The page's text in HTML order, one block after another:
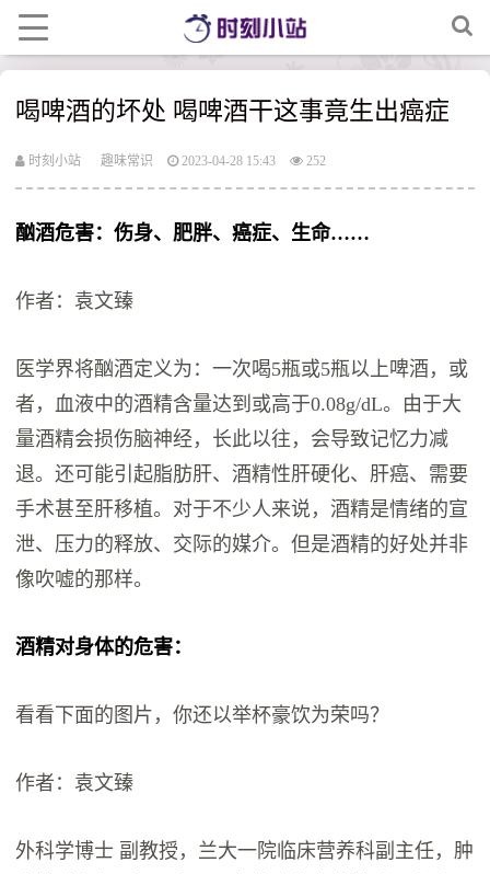
喝啤酒的坏处 喝啤酒干这事竟生出癌症
时刻小站 趣味常识 2023-04-28 15:43 252
酗酒危害：伤身、肥胖、癌症、生命……
作者：袁文臻
医学界将酗酒定义为：一次喝5瓶或5瓶以上啤酒，或
者，血液中的酒精含量达到或高于0.08g/dL。由于大
量酒精会损伤脑神经，长此以往，会导致记忆力减
退。还可能引起脂肪肝、酒精性肝硬化、肝癌、需要
手术甚至肝移植。对于不少人来说，酒精是情绪的宣
泄、压力的释放、交际的媒介。但是酒精的好处并非
像吹嘘的那样。
酒精对身体的危害：
看看下面的图片，你还以举杯豪饮为荣吗？
作者：袁文臻
外科学博士 副教授，兰大一院临床营养科副主任，肿